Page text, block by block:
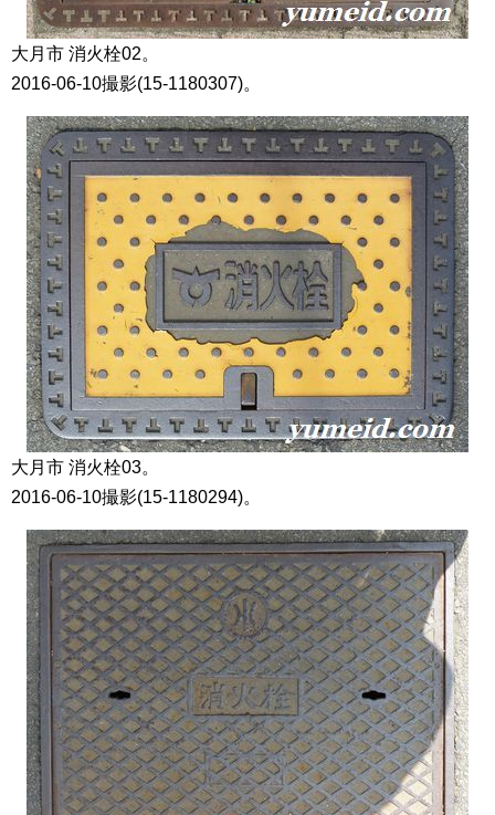
大月市 消火栓02。
2016-06-10撮影(15-1180307)。
大月市 消火栓03。
2016-06-10撮影(15-1180294)。